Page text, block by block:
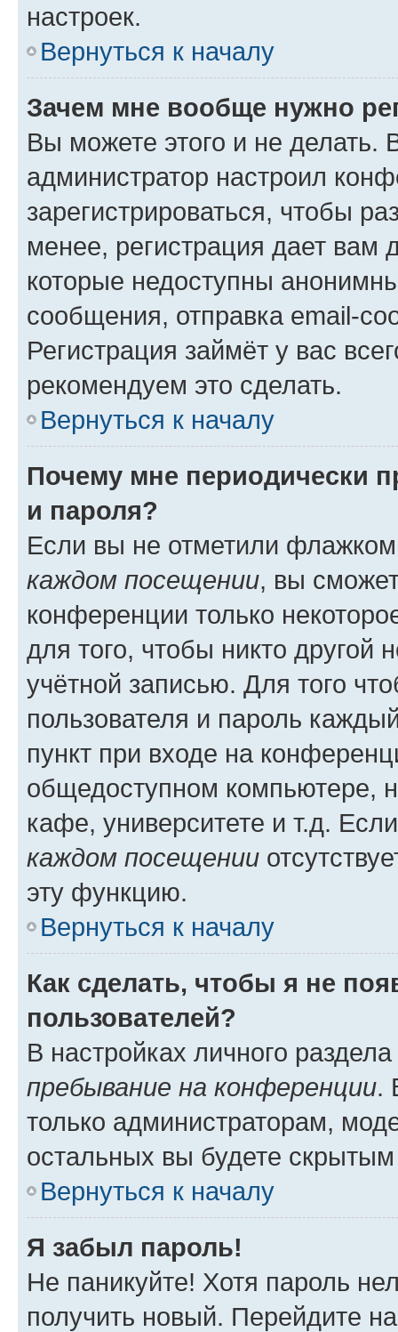
настроек.
Вернуться к началу
Зачем мне вообще нужно
Вы можете этого и не делать.
администратор настроил
зарегистрироваться, чтобы
менее, регистрация дает вам
которые недоступны
сообщения, отправка email-
Регистрация займёт у вас
рекомендуем это сделать.
Вернуться к началу
Почему мне периодически
и пароля?
Если вы не отметили
каждом посещении, вы
конференции только
для того, чтобы никто другой
учётной записью. Для того
пользователя и пароль
пункт при входе на
общедоступном компьютере,
кафе, университете и т.д.
каждом посещении
эту функцию.
Вернуться к началу
Как сделать, чтобы я не
пользователей?
В настройках личного
пребывание на конференции.
только администраторам,
остальных вы будете
Вернуться к началу
Я забыл пароль!
Не паникуйте! Хотя пароль
получить новый. Перейдите